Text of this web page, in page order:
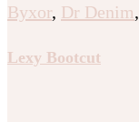
Byxor, Dr Denim,
Lexy Bootcut